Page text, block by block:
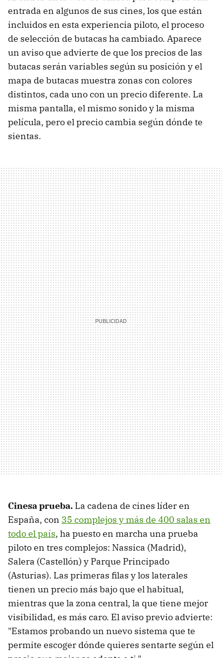
entrada en algunos de sus cines, los que están
incluidos en esta experiencia piloto, el proceso
de selección de butacas ha cambiado. Aparece
un aviso que advierte de que los precios de las
butacas serán variables según su posición y el
mapa de butacas muestra zonas con colores
distintos, cada uno con un precio diferente. La
misma pantalla, el mismo sonido y la misma
película, pero el precio cambia según dónde te
sientas.
Cinesa prueba. La cadena de cines líder en
España, con 35 complejos y más de 400 salas en
todo el país, ha puesto en marcha una prueba
piloto en tres complejos: Nassica (Madrid),
Salera (Castellón) y Parque Principado
(Asturias). Las primeras filas y los laterales
tienen un precio más bajo que el habitual,
mientras que la zona central, la que tiene mejor
visibilidad, es más caro. El aviso previo advierte:
"Estamos probando un nuevo sistema que te
permite escoger dónde quieres sentarte según el